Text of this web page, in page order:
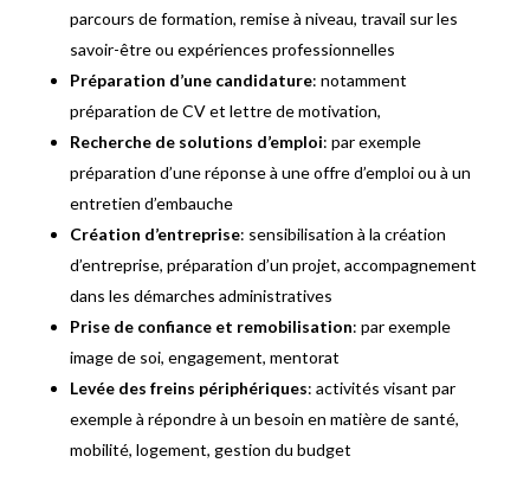
parcours de formation, remise à niveau, travail sur les
savoir-être ou expériences professionnelles
Préparation d’une candidature: notamment
préparation de CV et lettre de motivation,
Recherche de solutions d’emploi: par exemple
préparation d’une réponse à une offre d’emploi ou à un
entretien d’embauche
Création d’entreprise: sensibilisation à la création
d’entreprise, préparation d’un projet, accompagnement
dans les démarches administratives
Prise de confiance et remobilisation: par exemple
image de soi, engagement, mentorat
Levée des freins périphériques: activités visant par
exemple à répondre à un besoin en matière de santé,
mobilité, logement, gestion du budget